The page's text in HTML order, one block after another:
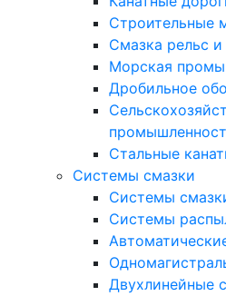
Строительные
Смазка рельс
Морская
Дробильное
Стальные
Системы смазки
Системы
Системы
Двухлинейные